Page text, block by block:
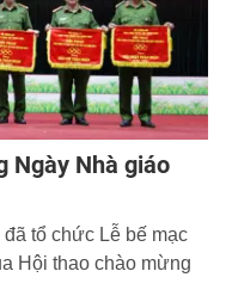
Ngày Nhà giáo
tổ chức Lễ bế mạc
Hội thao chào mừng